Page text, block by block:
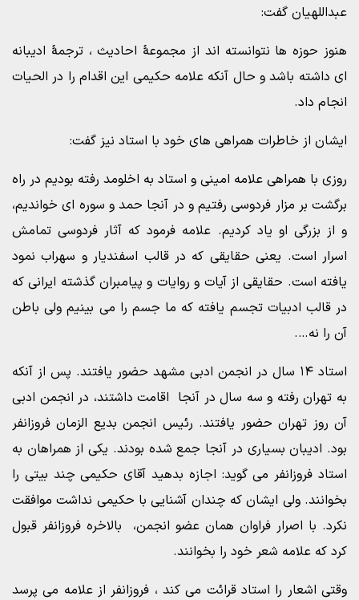
عبداللهیان گفت:
هنوز حوزه ها نتوانسته اند از مجموعۀ احادیث ، ترجمۀ ادیبانه
ای داشته باشد و حال آنکه علامه حکیمی این اقدام را در الحیات
انجام داد.
ایشان از خاطرات همراهی های خود با استاد نیز گفت:
روزی با همراهی علامه امینی و استاد به اخلومد رفته بودیم در راه
برگشت بر مزار فردوسی رفتیم و در آنجا حمد و سوره ای خواندیم،
و از بزرگی او یاد کردیم. علامه فرمود که آثار فردوسی تمامش
اسرار است. یعنی حقایقی که در قالب اسفندیار و سهراب نمود
یافته است. حقایقی از آیات و روایات و پیامبران گذشته ایرانی که
در قالب ادبیات تجسم یافته که ما جسم را می بینیم ولی باطن
آن را نه….
استاد ۱۴ سال در انجمن ادبی مشهد حضور یافتند. پس از آنکه
به تهران رفته و سه سال در آنجا اقامت داشتند، در انجمن ادبی
آن روز تهران حضور یافتند. رئیس انجمن بدیع الزمان فروزانفر
بود. ادیبان بسیاری در آنجا جمع شده بودند. یکی از همراهان به
استاد فروزانفر می گوید: اجازه بدهید آقای حکیمی چند بیتی را
بخوانند. ولی ایشان که چندان آشنایی با حکیمی نداشت موافقت
نکرد. با اصرار فراوان همان عضو انجمن، بالاخره فروزانفر قبول
کرد که علامه شعر خود را بخوانند.
وقتی اشعار را استاد قرائت می کند ، فروزانفر از علامه می پرسد